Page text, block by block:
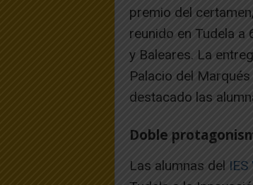
premio del
reunido en Tudela
y Baleares. La
Palacio del
destacado las
Doble
Las alumnas del